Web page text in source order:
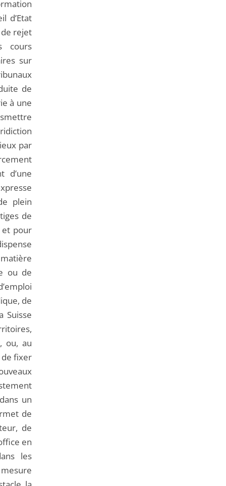
d’Etat
de rejet
cours
sur
de
à une
par
d’une
plein
de
et pour
matière
ou de
de
Suisse
ou, au
de fixer
un
de
de
en
les